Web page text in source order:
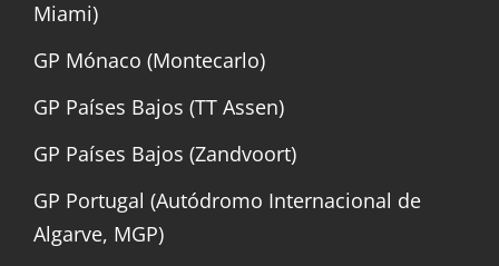
Miami)
GP Mónaco (Montecarlo)
GP Países Bajos (TT Assen)
GP Países Bajos (Zandvoort)
GP Portugal (Autódromo Internacional de
Algarve, MGP)